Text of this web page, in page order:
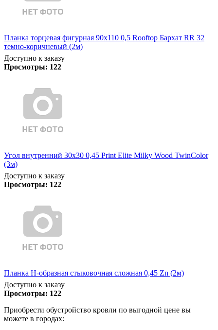
Планка торцевая фигурная 90х110 0,5 Rooftop Бархат RR 32
темно-коричневый (2м)
Доступно к заказу
Просмотры: 122
Угол внутренний 30х30 0,45 Print Elite Milky Wood TwinColor
(3м)
Доступно к заказу
Просмотры: 122
Планка Н-образная стыковочная сложная 0,45 Zn (2м)
Доступно к заказу
Просмотры: 122
Приобрести обустройство кровли по выгодной цене вы
можете в городах: